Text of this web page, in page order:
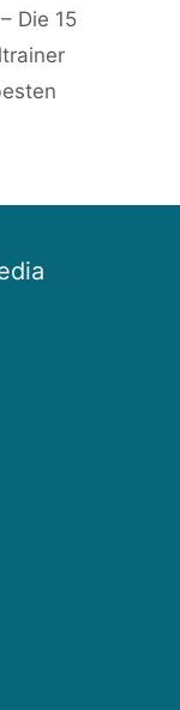
Die 15